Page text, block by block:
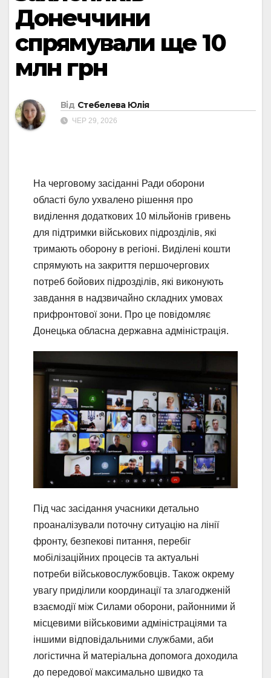
Донеччини
спрямували ще 10
млн грн
Від Стебелева Юлія
ЧЕР 29, 2026
На черговому засіданні Ради оборони
області було ухвалено рішення про
виділення додаткових 10 мільйонів гривень
для підтримки військових підрозділів, які
тримають оборону в регіоні. Виділені кошти
спрямують на закриття першочергових
потреб бойових підрозділів, які виконують
завдання в надзвичайно складних умовах
прифронтової зони. Про це повідомляє
Донецька обласна державна адміністрація.
Під час засідання учасники детально
проаналізували поточну ситуацію на лінії
фронту, безпекові питання, перебіг
мобілізаційних процесів та актуальні
потреби військовослужбовців. Також окрему
увагу приділили координації та злагодженій
взаємодії між Силами оборони, районними й
місцевими військовими адміністраціями та
іншими відповідальними службами, аби
логістична й матеріальна допомога доходила
до передової максимально швидко та